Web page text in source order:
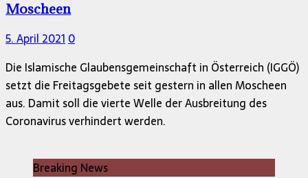
Moscheen
5. April 20210
Die Islamische Glaubensgemeinschaft in Österreich (IGGÖ)
setzt die Freitagsgebete seit gestern in allen Moscheen
aus. Damit soll die vierte Welle der Ausbreitung des
Coronavirus verhindert werden.
Breaking News